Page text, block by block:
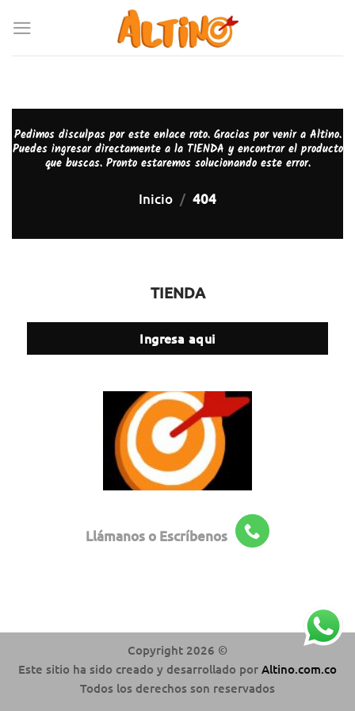
Pedimos disculpas por este enlace roto. Gracias por venir a Altino.
Puedes ingresar directamente a la TIENDA y encontrar el producto
que buscas. Pronto estaremos solucionando este error.
Inicio / 404
TIENDA
Ingresa aqui
Llámanos o Escríbenos
Copyright 2026 ©
Este sitio ha sido creado y desarrollado por Altino.com.co
Todos los derechos son reservados